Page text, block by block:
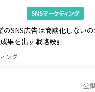
SNSマーケティング
のSNS広告は商談化しない
果を出す戦略設計
ング
公